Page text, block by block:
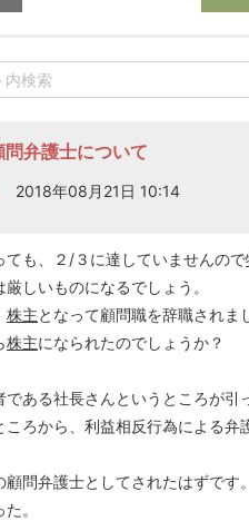
弁護士について
2018年08月21日 10:14
ても、２/３に達していませんので
しいものになるでしょう。
株主となって顧問職を辞職されま
株主になられたのでしょうか？
ある社長さんというところが
ころから、利益相反行為による弁
顧問弁護士としてされたはずです
。